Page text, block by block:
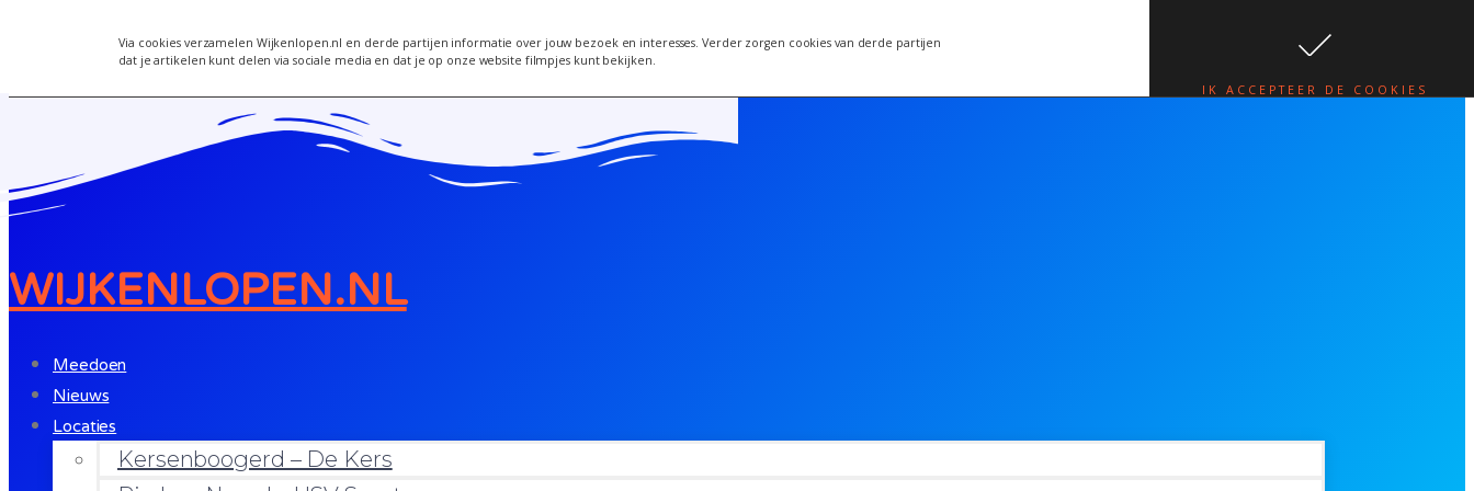
Via cookies verzamelen Wijkenlopen.nl en derde partijen informatie over jouw bezoek en interesses. Verder zorgen cookies van derde partijen
dat je artikelen kunt delen via sociale media en dat je op onze website filmpjes kunt bekijken.
IK ACCEPTEER DE COOKIES
Wijkenlopen van 24 juni wordt een week verplaatst i.v.m. warmte.
WIJKENLOPEN.NL
Meedoen
Nieuws
Locaties
Kersenboogerd – De Kers